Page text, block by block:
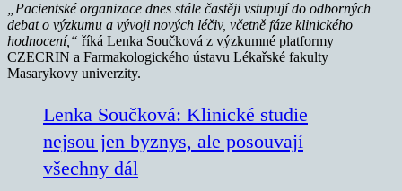
„Pacientské organizace dnes stále častěji vstupují do odborných
debat o výzkumu a vývoji nových léčiv, včetně fáze klinického
hodnocení,“ říká Lenka Součková z výzkumné platformy
CZECRIN a Farmakologického ústavu Lékařské fakulty
Masarykovy univerzity.
Lenka Součková: Klinické studie
nejsou jen byznys, ale posouvají
všechny dál